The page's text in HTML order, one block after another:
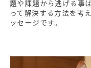
題や課題から逃げる事
って解決する方法を考
ッセージです。